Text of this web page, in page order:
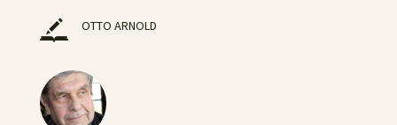
OTTO ARNOLD